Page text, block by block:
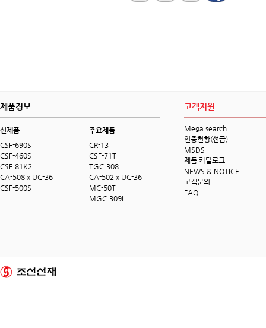
제품정보
신제품
CSF-690S
CSF-460S
CSF-81K2
CA-508 x UC-36
CSF-500S
주요제품
CR-13
CSF-71T
TGC-308
CA-502 x UC-36
MC-50T
MGC-309L
고객지원
Mega search
인증현황(선급)
MSDS
제품 카탈로그
NEWS & NOTICE
고객문의
FAQ